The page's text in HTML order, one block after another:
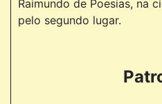
Raimundo de Poesias, na
pelo segundo lugar.